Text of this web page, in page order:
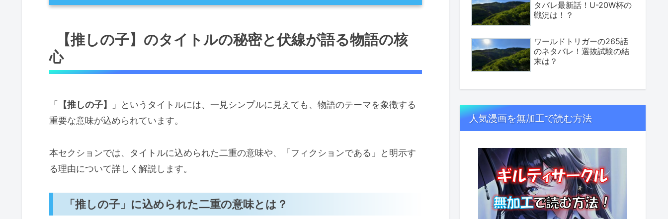
「推しの子」に込められた二重の意味とは？
漫画1巻の各話のインタビューのタイトルに全て括弧【】がついている
推しの子のタイトル回収シーンを紹介！
ゴローとさりなが「推しの子の子供」として転生（漫画1巻の第2話）
推しの子の物語を彩るヒロインたちの魅力
【推しの子】のタイトルの秘密と伏線が語る物語の核
心
「 【推しの子】
」というタイトルには、一見シンプルに見えても、物語のテーマを象徴する
重要な意味が込められています。
本セクションでは、タイトルに込められた二重の意味や、「フィクションである」と明示す
る理由について詳しく解説します。
「推しの子」に込められた二重の意味とは？
タバレ最新話！U-20W杯の
戦況は！？
ワールドトリガーの265話
のネタバレ！選抜試験の結
末は？
人気漫画を無加工で読む方法